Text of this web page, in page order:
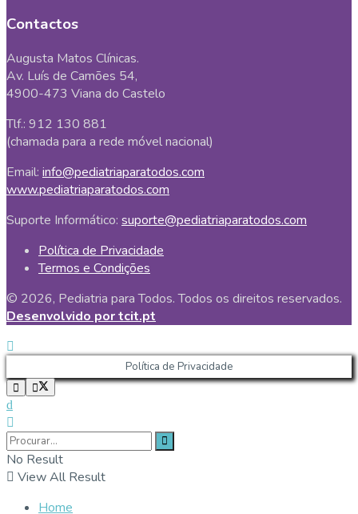
Contactos
Augusta Matos Clínicas.
Av. Luís de Camões 54,
4900-473 Viana do Castelo
Tlf.: 912 130 881
(chamada para a rede móvel nacional)
Email: info@pediatriaparatodos.com
www.pediatriaparatodos.com
Suporte Informático: suporte@pediatriaparatodos.com
Política de Privacidade
Termos e Condições
© 2026, Pediatria para Todos. Todos os direitos reservados.
Desenvolvido por tcit.pt
Política de Privacidade
No Result
View All Result
Home